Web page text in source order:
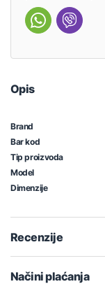
Opis
Brand
Bar kod
Tip proizvoda
Model
Dimenzije
Recenzije
Načini plaćanja